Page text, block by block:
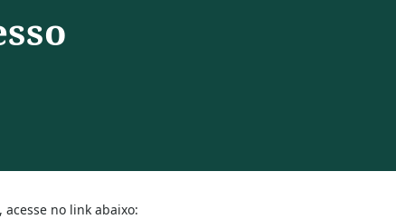
acesse no link abaixo: